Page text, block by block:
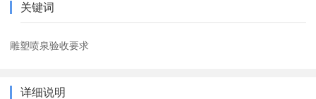
关键词
雕塑喷泉验收要求
详细说明